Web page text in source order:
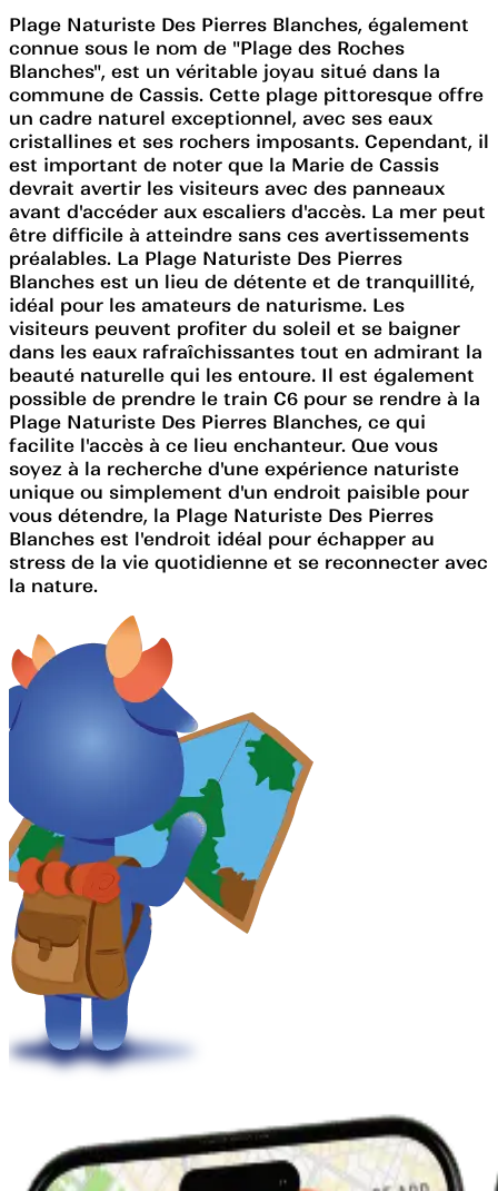
Plage Naturiste Des Pierres Blanches, également
connue sous le nom de "Plage des Roches
Blanches", est un véritable joyau situé dans la
commune de Cassis. Cette plage pittoresque offre
un cadre naturel exceptionnel, avec ses eaux
cristallines et ses rochers imposants. Cependant, il
est important de noter que la Marie de Cassis
devrait avertir les visiteurs avec des panneaux
avant d'accéder aux escaliers d'accès. La mer peut
être difficile à atteindre sans ces avertissements
préalables. La Plage Naturiste Des Pierres
Blanches est un lieu de détente et de tranquillité,
idéal pour les amateurs de naturisme. Les
visiteurs peuvent profiter du soleil et se baigner
dans les eaux rafraîchissantes tout en admirant la
beauté naturelle qui les entoure. Il est également
possible de prendre le train C6 pour se rendre à la
Plage Naturiste Des Pierres Blanches, ce qui
facilite l'accès à ce lieu enchanteur. Que vous
soyez à la recherche d'une expérience naturiste
unique ou simplement d'un endroit paisible pour
vous détendre, la Plage Naturiste Des Pierres
Blanches est l'endroit idéal pour échapper au
stress de la vie quotidienne et se reconnecter avec
la nature.